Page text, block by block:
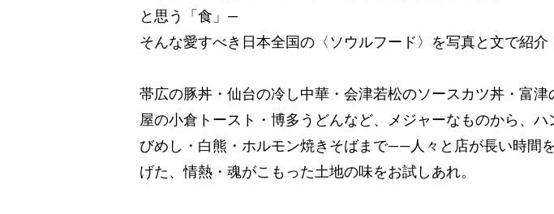
と思う「食」―
そんな愛すべき日本全国の〈ソウルフード〉を写真と文で紹介
帯広の豚丼・仙台の冷し中華・会津若松のソースカツ丼・富津
屋の小倉トースト・博多うどんなど、メジャーなものから、ハ
びめし・白熊・ホルモン焼きそばまで――人々と店が長い時間
げた、情熱・魂がこもった土地の味をお試しあれ。